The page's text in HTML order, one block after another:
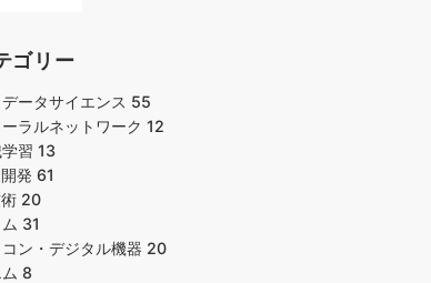
ゴリー
ータサイエンス 55
ラルネットワーク 12
習 13
発 61
20
31
ン・デジタル機器 20
8